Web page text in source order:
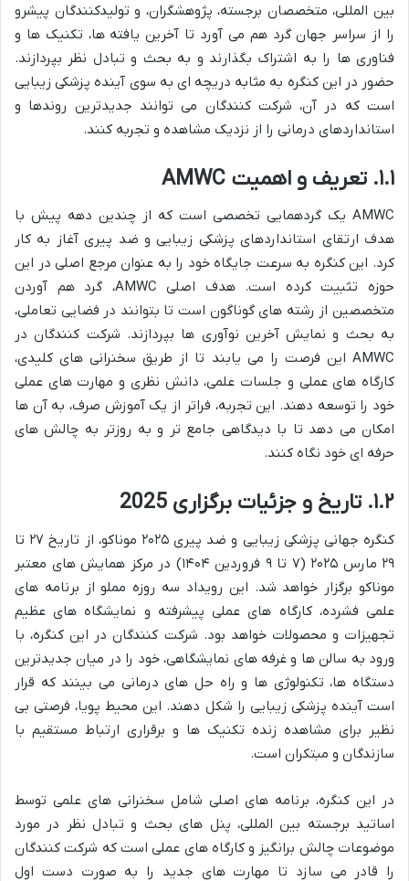
بین المللی، متخصصان برجسته، پژوهشگران، و تولیدکنندگان پیشرو
را از سراسر جهان گرد هم می آورد تا آخرین یافته ها، تکنیک ها و
فناوری ها را به اشتراک بگذارند و به بحث و تبادل نظر بپردازند.
حضور در این کنگره به مثابه دریچه ای به سوی آینده پزشکی زیبایی
است که در آن، شرکت کنندگان می توانند جدیدترین روندها و
استانداردهای درمانی را از نزدیک مشاهده و تجربه کنند.
۱.۱. تعریف و اهمیت AMWC
AMWC یک گردهمایی تخصصی است که از چندین دهه پیش با
هدف ارتقای استانداردهای پزشکی زیبایی و ضد پیری آغاز به کار
کرد. این کنگره به سرعت جایگاه خود را به عنوان مرجع اصلی در این
حوزه تثبیت کرده است. هدف اصلی AMWC، گرد هم آوردن
متخصصین از رشته های گوناگون است تا بتوانند در فضایی تعاملی،
به بحث و نمایش آخرین نوآوری ها بپردازند. شرکت کنندگان در
AMWC این فرصت را می یابند تا از طریق سخنرانی های کلیدی،
کارگاه های عملی و جلسات علمی، دانش نظری و مهارت های عملی
خود را توسعه دهند. این تجربه، فراتر از یک آموزش صرف، به آن ها
امکان می دهد تا با دیدگاهی جامع تر و به روزتر به چالش های
حرفه ای خود نگاه کنند.
۱.۲. تاریخ و جزئیات برگزاری 2025
کنگره جهانی پزشکی زیبایی و ضد پیری ۲۰۲۵ موناکو، از تاریخ ۲۷ تا
۲۹ مارس ۲۰۲۵ (۷ تا ۹ فروردین ۱۴۰۴) در مرکز همایش های معتبر
موناکو برگزار خواهد شد. این رویداد سه روزه مملو از برنامه های
علمی فشرده، کارگاه های عملی پیشرفته و نمایشگاه های عظیم
تجهیزات و محصولات خواهد بود. شرکت کنندگان در این کنگره، با
ورود به سالن ها و غرفه های نمایشگاهی، خود را در میان جدیدترین
دستگاه ها، تکنولوژی ها و راه حل های درمانی می بینند که قرار
است آینده پزشکی زیبایی را شکل دهند. این محیط پویا، فرصتی بی
نظیر برای مشاهده زنده تکنیک ها و برقراری ارتباط مستقیم با
سازندگان و مبتکران است.
در این کنگره، برنامه های اصلی شامل سخنرانی های علمی توسط
اساتید برجسته بین المللی، پنل های بحث و تبادل نظر در مورد
موضوعات چالش برانگیز و کارگاه های عملی است که شرکت کنندگان
را قادر می سازد تا مهارت های جدید را به صورت دست اول